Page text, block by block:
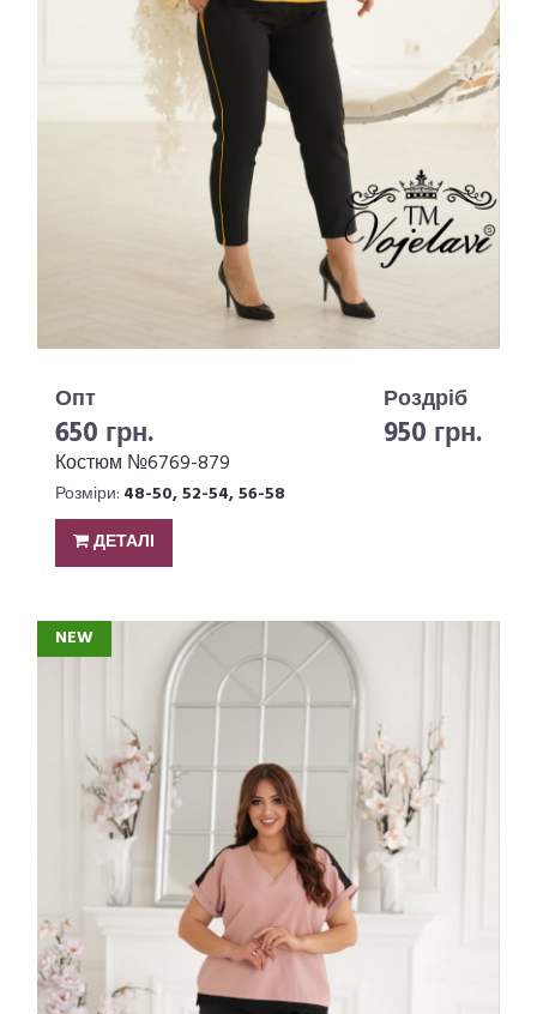
Опт
650 грн.
Роздріб
950 грн.
Костюм №6769-879
Розміри: 48-50, 52-54, 56-58
ДЕТАЛІ
NEW